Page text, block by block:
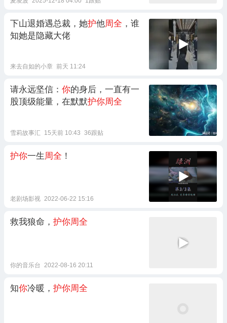
下山退婚遇总裁，她护他周全 ，谁
知她是隐藏大佬
来去自如的小章 前天 11:24
请永远坚信： 你的身后，一直有一
股顶级能量，在默默护你周全
雪莉故事汇 15天前 10:43 36跟贴
护你一生 周全 ！
老剧场影视 2022-06-22 15:16
救我狼命， 护你周全
你的音乐台 2022-08-16 20:11
知你冷暖， 护你周全